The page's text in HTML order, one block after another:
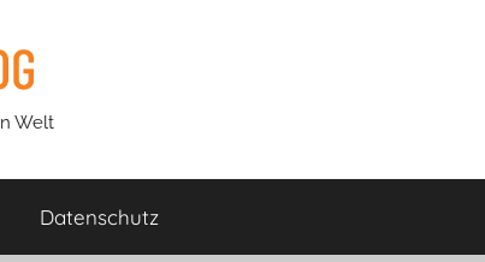
Welt
Datenschutz